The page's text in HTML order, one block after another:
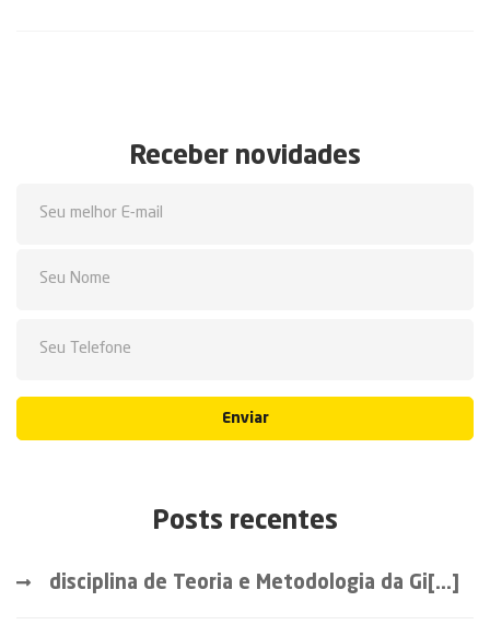
Receber novidades
Enviar
Posts recentes
disciplina de Teoria e Metodologia da Gi[...]